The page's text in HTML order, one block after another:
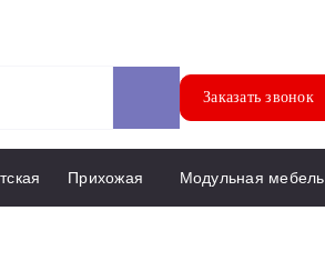
Заказать звонок
Прихожая Модульная мебель